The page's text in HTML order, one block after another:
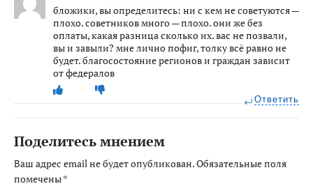
бложики, вы определитесь: ни с кем не советуются —
плохо. советников много — плохо. они же без
оплаты, какая разница сколько их. вас не позвали,
вы и завыли? мне лично пофиг, толку всё равно не
будет. благосостояние регионов и граждан зависит
от федералов
Ответить
Поделитесь мнением
Ваш адрес email не будет опубликован.Обязательные поля
помечены*